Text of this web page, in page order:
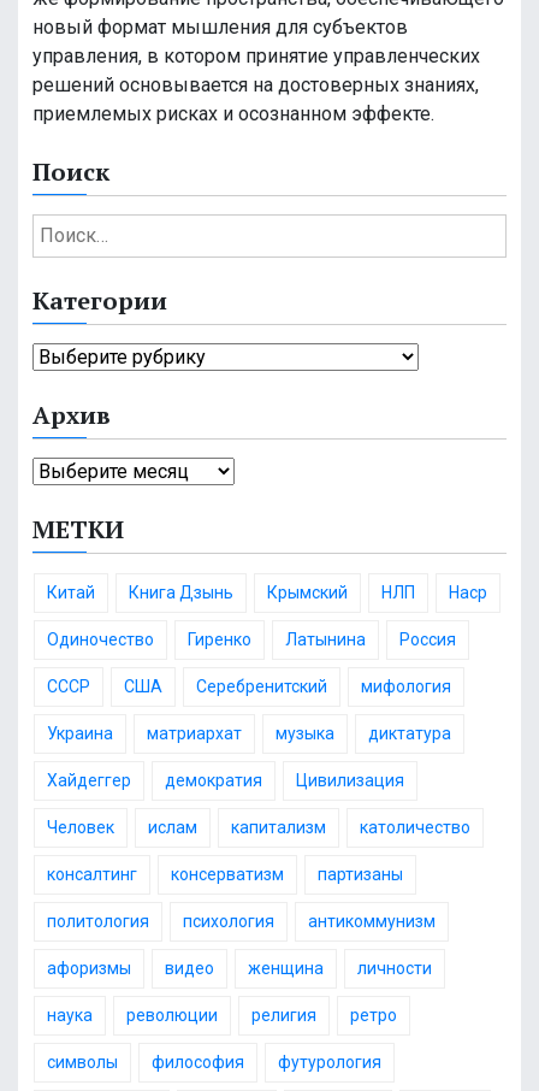
новый формат мышления для субъектов
управления, в котором принятие управленческих
решений основывается на достоверных знаниях,
приемлемых рисках и осознанном эффекте.
Поиск
Н
а
т
и
:
Категории
К
т
е
р
и
Архив
А
х
и
МЕТКИ
Китай Книга Дзынь Крымский НЛП Наср
Одиночество Гиренко Латынина Россия
СССР США Серебренитский мифология
Украина матриархат музыка диктатура
Хайдеггер демократия Цивилизация
Человек ислам капитализм католичество
консалтинг консерватизм партизаны
политология психология антикоммунизм
афоризмы видео женщина личности
наука революции религия ретро
символы философия футурология